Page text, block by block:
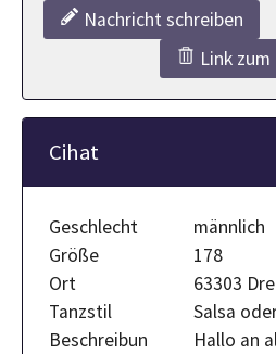
Nachricht schreiben
Link
Cihat
Geschlecht
männlich
Größe
178
Ort
63303
Tanzstil
Salsa
Beschreibun
Hallo an